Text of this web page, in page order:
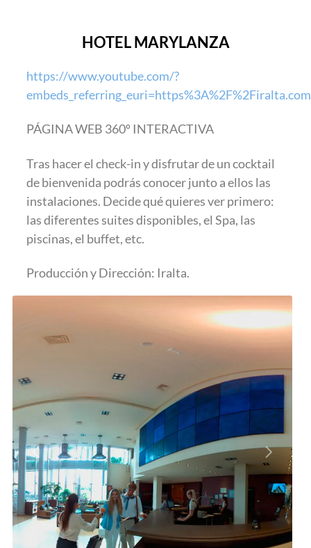
HOTEL MARYLANZA
https://www.youtube.com/?
PÁGINA WEB 360º INTERACTIVA
Tras hacer el check-in y disfrutar de un cocktail
de bienvenida podrás conocer junto a ellos las
instalaciones. Decide qué quieres ver primero:
las diferentes suites disponibles, el Spa, las
piscinas, el buffet, etc.
Producción y Dirección: Iralta.